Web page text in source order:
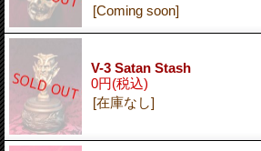
[Coming soon]
V-3 Satan Stash
0円(税込)
[在庫なし]